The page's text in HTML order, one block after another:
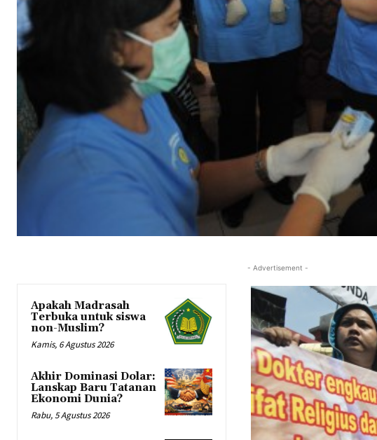
Apakah Madrasah
Terbuka untuk siswa
non-Muslim?
Kamis, 6 Agustus 2026
Akhir Dominasi Dolar:
Lanskap Baru Tatanan
Ekonomi Dunia?
Rabu, 5 Agustus 2026
- Advertisement -